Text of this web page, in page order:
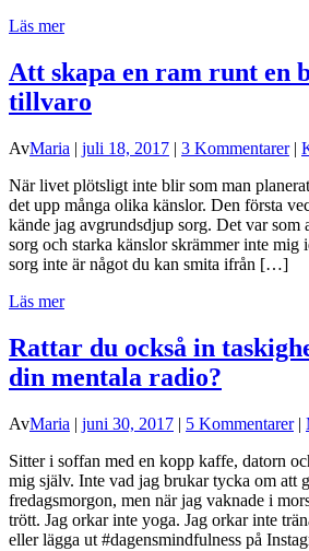
Läs mer
Att skapa en ram runt en
tillvaro
AvMaria | juli 18, 2017 | 3 Kommentarer|
När livet plötsligt inte blir som man
det upp många olika känslor. Den första
kände jag avgrundsdjup sorg. Det var som
sorg och starka känslor skrämmer inte mig
sorg inte är något du kan smita ifrån […]
Läs mer
Rattar du också in
din mentala radio?
AvMaria | juni 30, 2017 | 5 Kommentarer|
Sitter i soffan med en kopp kaffe, datorn
mig själv. Inte vad jag brukar tycka om att
fredagsmorgon, men när jag vaknade i
trött. Jag orkar inte yoga. Jag orkar inte
eller lägga ut #dagensmindfulness på